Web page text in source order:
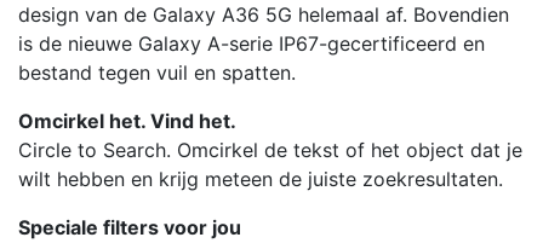
design van de Galaxy A36 5G helemaal af. Bovendien
is de nieuwe Galaxy A-serie IP67-gecertificeerd en
bestand tegen vuil en spatten.
Omcirkel het. Vind het.
Circle to Search. Omcirkel de tekst of het object dat je
wilt hebben en krijg meteen de juiste zoekresultaten.
Speciale filters voor jou